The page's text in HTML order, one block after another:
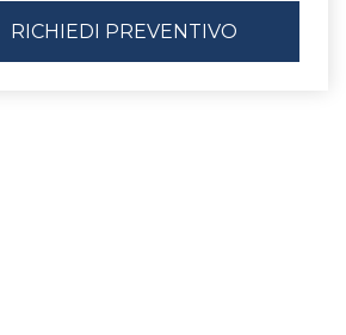
RICHIEDI PREVENTIVO